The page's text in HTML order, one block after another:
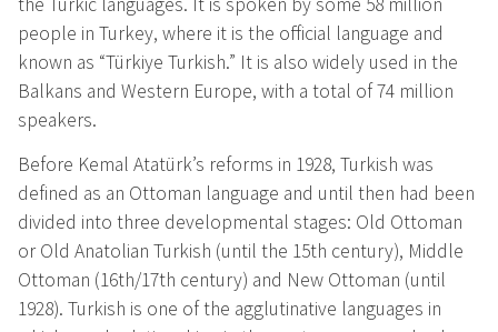
people in Turkey, where it is the official language and
known as “Türkiye Turkish.” It is also widely used in the
Balkans and Western Europe, with a total of 74 million
speakers.
Before Kemal Atatürk’s reforms in 1928, Turkish was
defined as an Ottoman language and until then had been
divided into three developmental stages: Old Ottoman
or Old Anatolian Turkish (until the 15th century), Middle
Ottoman (16th/17th century) and New Ottoman (until
1928). Turkish is one of the agglutinative languages in